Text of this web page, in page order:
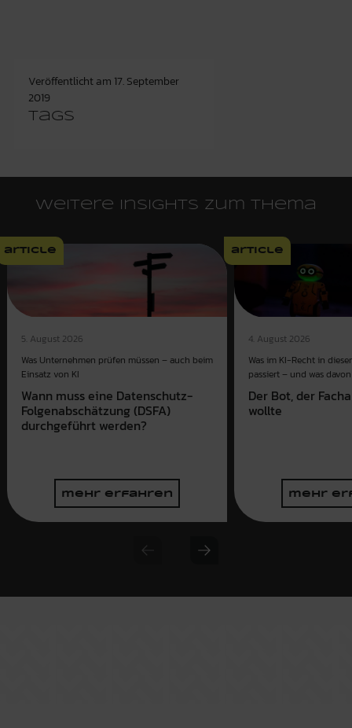
Veröffentlicht am 17. September
2019
Tags
Weitere Insights zum Thema
article
5. August 2026
Was Unternehmen prüfen müssen – auch beim
Einsatz von KI
Wann muss eine Datenschutz-
Folgenabschätzung (DSFA)
durchgeführt werden?
mehr erfahren
article
4. August 2026
Was im KI-Recht in
passiert – und was
Der Bot, der
wollte
mehr
Previous slide
Next slide